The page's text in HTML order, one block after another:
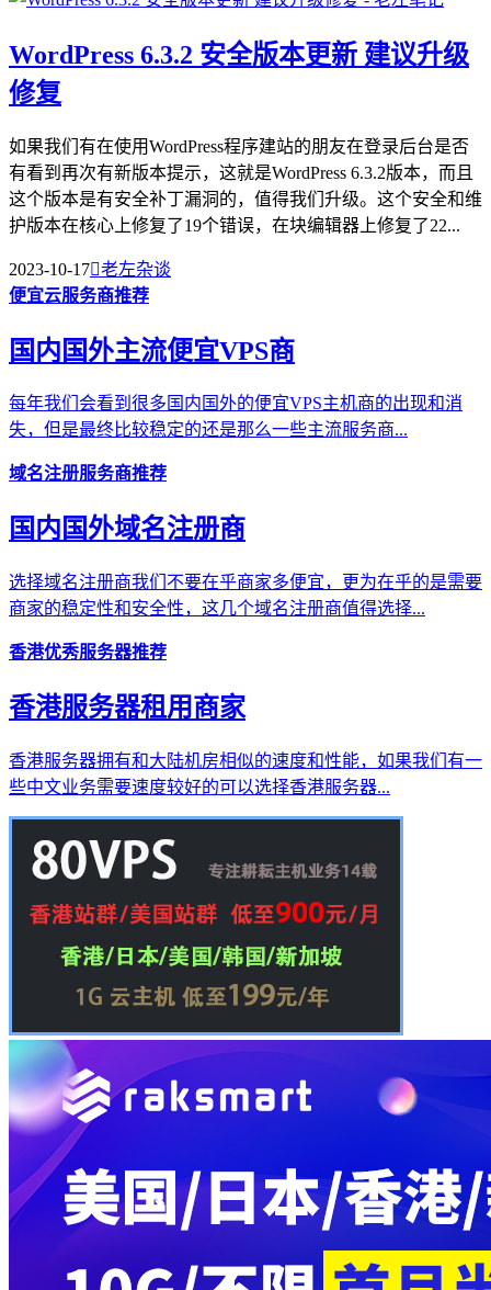
WordPress 6.3.2 安全版本更新 建议升级
修复
如果我们有在使用WordPress程序建站的朋友在登录后台是否
有看到再次有新版本提示，这就是WordPress 6.3.2版本，而且
这个版本是有安全补丁漏洞的，值得我们升级。这个安全和维
护版本在核心上修复了19个错误，在块编辑器上修复了22...
2023-10-17老左杂谈
便宜云服务商推荐
国内国外主流便宜VPS商
每年我们会看到很多国内国外的便宜VPS主机商的出现和消
失，但是最终比较稳定的还是那么一些主流服务商...
域名注册服务商推荐
国内国外域名注册商
选择域名注册商我们不要在乎商家多便宜，更为在乎的是需要
商家的稳定性和安全性，这几个域名注册商值得选择...
香港优秀服务器推荐
香港服务器租用商家
香港服务器拥有和大陆机房相似的速度和性能，如果我们有一
些中文业务需要速度较好的可以选择香港服务器...